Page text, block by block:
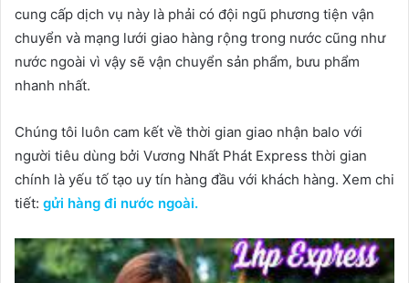
cung cấp dịch vụ này là phải có đội ngũ phương tiện vận
chuyển và mạng lưới giao hàng rộng trong nước cũng như
nước ngoài vì vậy sẽ vận chuyển sản phẩm, bưu phẩm
nhanh nhất.
Chúng tôi luôn cam kết về thời gian giao nhận balo với
người tiêu dùng bởi Vương Nhất Phát Express thời gian
chính là yếu tố tạo uy tín hàng đầu với khách hàng. Xem chi
tiết: gửi hàng đi nước ngoài.